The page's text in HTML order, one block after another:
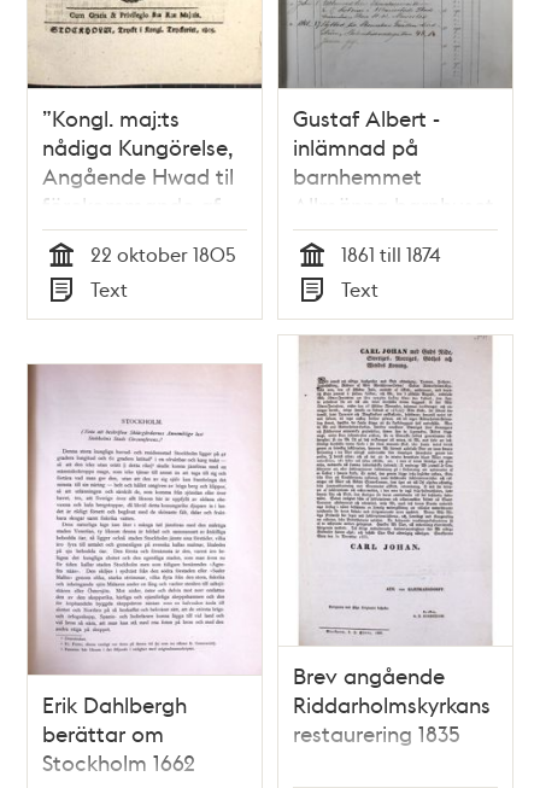
”Kongl. maj:ts
nådiga Kungörelse,
Angående Hwad til
förekommande af
obehörige Personers
inflyttning i
Hufwudstaden i akt
tagas bör” 1805
Tid
22 oktober 1805
Typ
Text
Gustaf Albert -
inlämnad på
barnhemmet
Allmänna barnhuset
1861
Tid
1861 till 1874
Typ
Text
Erik Dahlbergh
berättar om
Stockholm 1662
Brev angående
Riddarholmskyrkans
restaurering 1835